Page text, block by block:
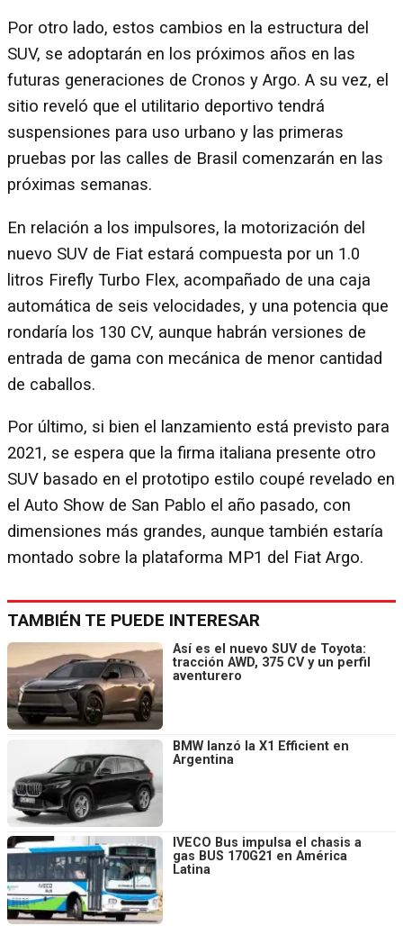
Por otro lado, estos cambios en la estructura del
SUV, se adoptarán en los próximos años en las
futuras generaciones de Cronos y Argo. A su vez, el
sitio reveló que el utilitario deportivo tendrá
suspensiones para uso urbano y las primeras
pruebas por las calles de Brasil comenzarán en las
próximas semanas.
En relación a los impulsores, la motorización del
nuevo SUV de Fiat estará compuesta por un 1.0
litros Firefly Turbo Flex, acompañado de una caja
automática de seis velocidades, y una potencia que
rondaría los 130 CV, aunque habrán versiones de
entrada de gama con mecánica de menor cantidad
de caballos.
Por último, si bien el lanzamiento está previsto para
2021, se espera que la firma italiana presente otro
SUV basado en el prototipo estilo coupé revelado en
el Auto Show de San Pablo el año pasado, con
dimensiones más grandes, aunque también estaría
montado sobre la plataforma MP1 del Fiat Argo.
TAMBIÉN TE PUEDE INTERESAR
Así es el nuevo SUV de Toyota:
tracción AWD, 375 CV y un perfil
aventurero
BMW lanzó la X1 Efficient en
Argentina
IVECO Bus impulsa el chasis a
gas BUS 170G21 en América
Latina